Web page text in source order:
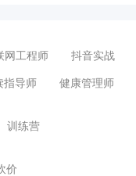
网工程师 抖音实战
指导师 健康管理师
训练营
价